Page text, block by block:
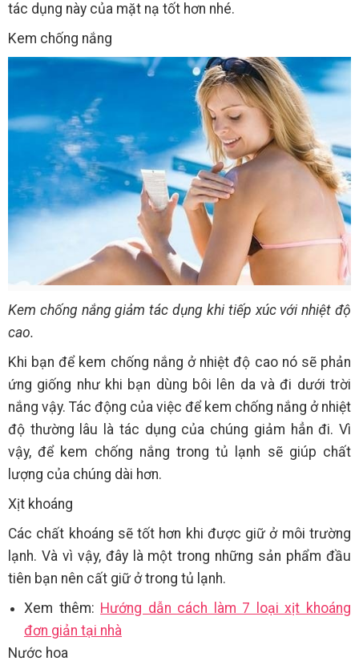
tác dụng này của mặt nạ tốt hơn nhé.
Kem chống nắng
Kem chống nắng giảm tác dụng khi tiếp xúc với nhiệt độ
cao.
Khi bạn để kem chống nắng ở nhiệt độ cao nó sẽ phản
ứng giống như khi bạn dùng bôi lên da và đi dưới trời
nắng vậy. Tác động của việc để kem chống nắng ở nhiệt
độ thường lâu là tác dụng của chúng giảm hẳn đi. Vì
vậy, để kem chống nắng trong tủ lạnh sẽ giúp chất
lượng của chúng dài hơn.
Xịt khoáng
Các chất khoáng sẽ tốt hơn khi được giữ ở môi trường
lạnh. Và vì vậy, đây là một trong những sản phẩm đầu
tiên bạn nên cất giữ ở trong tủ lạnh.
Xem thêm: Hướng dẫn cách làm 7 loại xịt khoáng
đơn giản tại nhà
Nước hoa